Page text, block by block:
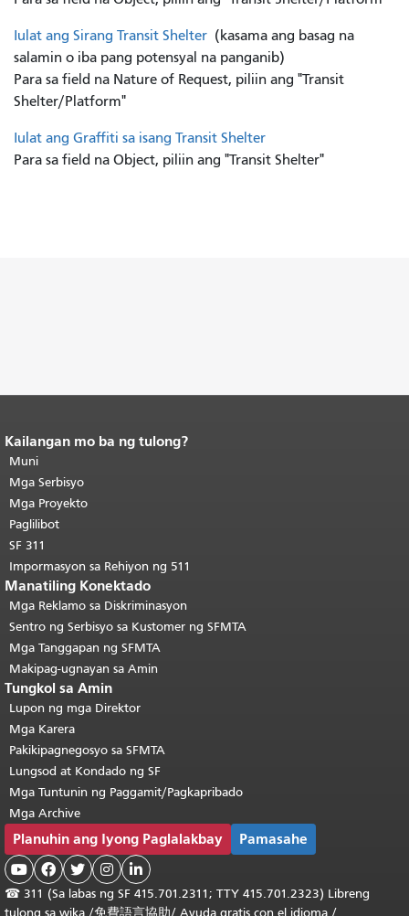
Iulat ang Sirang Transit Shelter (kasama ang basag na
salamin o iba pang potensyal na panganib)
Para sa field na Nature of Request, piliin ang "Transit
Shelter/Platform"
Iulat ang Graffiti sa isang Transit Shelter
Para sa field na Object, piliin ang "Transit Shelter"
Katapusan ng nilalaman ng
pahina.
pahinang ito ay nauulit sa bawat
pahina.Bumalik sa tuktok ng
pangunahing nilalaman
Kailangan mo ba ng tulong?
Muni
Mga Serbisyo
Mga Proyekto
Paglilibot
SF 311
Impormasyon sa Rehiyon ng 511
Manatiling Konektado
Mga Reklamo sa Diskriminasyon
Sentro ng Serbisyo sa Kustomer ng SFMTA
Mga Tanggapan ng SFMTA
Makipag-ugnayan sa Amin
Tungkol sa Amin
Lupon ng mga Direktor
Mga Karera
Pakikipagnegosyo sa SFMTA
Lungsod at Kondado ng SF
Mga Tuntunin ng Paggamit/Pagkapribado
Mga Archive
Planuhin ang Iyong Paglalakbay Pamasahe
    
☎ 311 (Sa labas ng SF 415.701.2311; TTY 415.701.2323) Libreng
tulong sa wika /免費語言協助/ Ayuda gratis con el idioma /